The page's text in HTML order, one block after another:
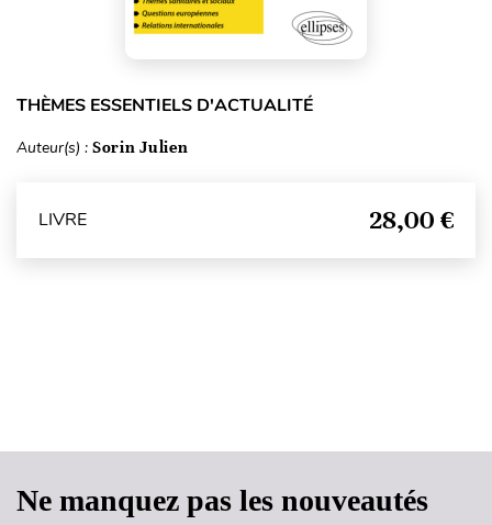
THÈMES ESSENTIELS D'ACTUALITÉ
Auteur(s) : Sorin Julien
LIVRE 28,00 €
Ne manquez pas les nouveautés